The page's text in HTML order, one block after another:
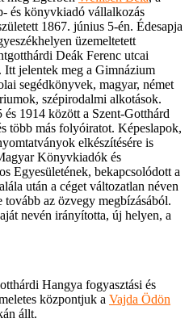
és könyvkiadó vállalkozás
1867. június 5-én. Édesapja
üzemeltetett
Deák Ferenc utcai
Itt jelentek meg a Gimnázium
segédkönyvek, magyar, német
szépirodalmi alkotások.
1914 között a Szent-Gotthárd
több más folyóiratot. Képeslapok,
elkészítésére is
Könyvkiadók és
Egyesületének, bekapcsolódott a
után a céget változatlan néven
az özvegy megbízásából.
nevén irányította, új helyen, a
Hangya fogyasztási és
központjuk a Vajda Ödön
állt.